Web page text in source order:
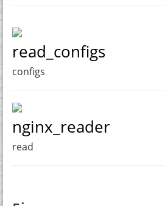
read_configs
configs
nginx_reader
read